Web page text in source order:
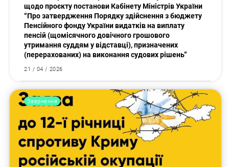
щодо проєкту постанови Кабінету Міністрів України
“Про затвердження Порядку здійснення з бюджету
Пенсійного фонду України видатків на виплату
пенсій (щомісячного довічного грошового
утримання суддям у відставці), призначених
(перерахованих) на виконання судових рішень”
21 / 04 / 2026
Звернення